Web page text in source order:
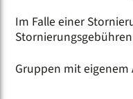
Im Falle einer
Gruppen mit